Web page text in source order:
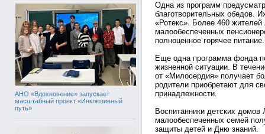
АНО «Вдохновение» запускает
масштабный проект «Инклюзивный
путь»
Одна из программ
благотворительных обедов.
«Ротекс». Более 460
малообеспеченных
полноценное горячее питание.
Еще одна программа фонда
жизненной ситуации. В
от «Милосердия» получает
родители приобретают для
принадлежности.
Воспитанники детских домов
малообеспеченных семей
защиты детей и Дню знаний.